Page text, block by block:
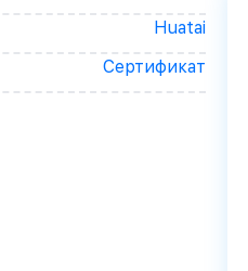
Huatai
Сертификат